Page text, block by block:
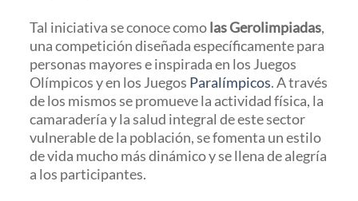
Tal iniciativa se conoce comolas Gerolimpiadas,
una competición diseñada específicamente para
personas mayores e inspirada en los Juegos
Olímpicos y en los Juegos Paralímpicos. A través
de los mismos se promueve la actividad física, la
camaradería y la salud integral de este sector
vulnerable de la población, se fomenta un estilo
de vida mucho más dinámico y se llena de alegría
a los participantes.